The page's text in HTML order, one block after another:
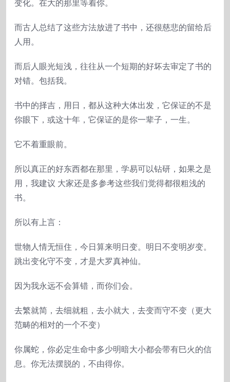
变化。在大的那里等着你。
而古人总结了这些方法放进了书中，还很慈悲的留给后
人用。
而后人眼光短浅，往往从一个短期的好坏去审定了书的
对错。包括我。
书中的择吉，用日，都从这种大体出发，它保证的不是
你眼下，或这十年，它保证的是你一辈子，一生。
它不着重眼前。
所以真正的好东西都在那里，学易可以钻研，如果之是
用，我建议 大家还是多参考这些我们觉得都很粗浅的
书。
所以有上言：
世物人情无恒住，今日算来明日变。明日不变明岁变。
跳出变化守不变，才是大罗真神仙。
因为我永远不会算错，而你们会。
去繁就简，去细就粗，去小就大，去变而守不变（更大
范畴的相对的一个不变）
你属蛇，你必定生命中多少明暗大小都会带有巳火的信
息。你无法摆脱的，不由得你。